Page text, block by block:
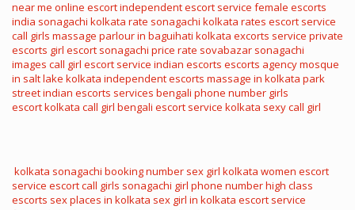
near me online escortindependent escort service female escorts
india sonagachi kolkata rate sonagachi kolkata rates escort service
call girls massage parlour in baguihati kolkata excorts service private
escorts girl escort sonagachi price rate sovabazar sonagachi
images call girl escort service indian escorts escorts agencymosque
in salt lake kolkata independent escorts massage in kolkata park
streetindian escorts services bengali phone number girls
escortkolkata call girl bengali escort service kolkata sexy call girl
kolkata sonagachi booking number sex girl kolkata women escort
service escort call girls sonagachi girl phone numberhigh class
escorts sex places in kolkata sex girl in kolkata escort service